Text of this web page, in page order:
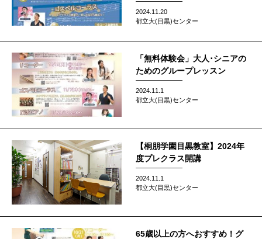
2024.11.20
都立大(目黒)センター
「無料体験会」大人･シニアの
ためのグループレッスン
2024.11.1
都立大(目黒)センター
【桐朋学園目黒教室】2024年
度プレクラス開講
2024.11.1
都立大(目黒)センター
65歳以上の方へおすすめ！グ